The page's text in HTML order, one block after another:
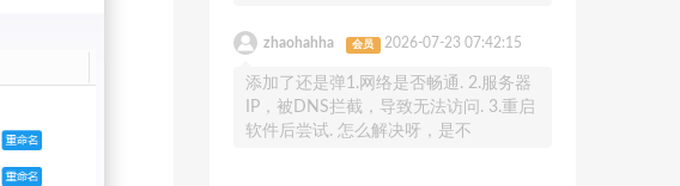
zhaohahha 会员 2026-07-23 07:42:15
添加了还是弹1.网络是否畅通. 2.服务器
IP，被DNS拦截，导致无法访问. 3.重启
软件后尝试. 怎么解决呀，是不